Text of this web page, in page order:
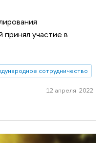
принял участие в
сотрудничество
12 апреля 2022